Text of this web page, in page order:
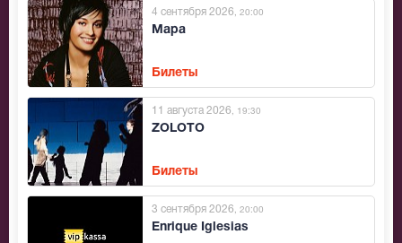
Мара
4 сентября 2026 , 20:00
Билеты
ZOLOTO
11 августа 2026 , 19:30
Билеты
Enrique Iglesias
3 сентября 2026 , 20:00